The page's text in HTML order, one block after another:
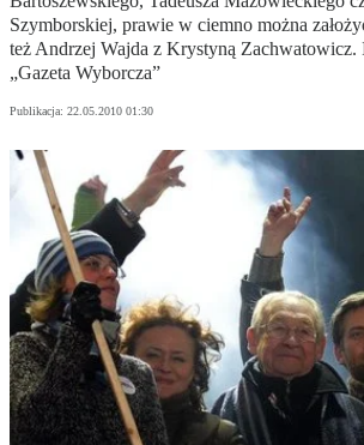
Szymborskiej, prawie w ciemno można
też Andrzej Wajda z Krystyną
„Gazeta Wyborcza”
Publikacja: 22.05.2010 01:30